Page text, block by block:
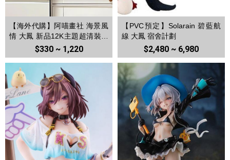
【海外代購】阿喵畫社 海景風
情 大鳳 新品12K主題超清裝飾
畫 冰箱貼$330 ~ 1,220
【PVC預定】Solarain 碧藍航
線 大鳳 宿舍計劃
$2,480 ~ 6,980